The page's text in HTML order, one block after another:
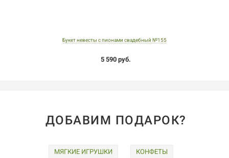
Букет невесты с пионами свадебный №155
5 590 руб.
ДОБАВИМ ПОДАРОК?
МЯГКИЕ ИГРУШКИ КОНФЕТЫ